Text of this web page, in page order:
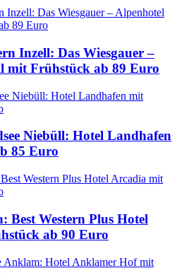
Inzell: Das Wiesgauer –
mit Frühstück ab 89 Euro
Niebüll: Hotel Landhafen
85 Euro
Best Western Plus Hotel
ab 90 Euro